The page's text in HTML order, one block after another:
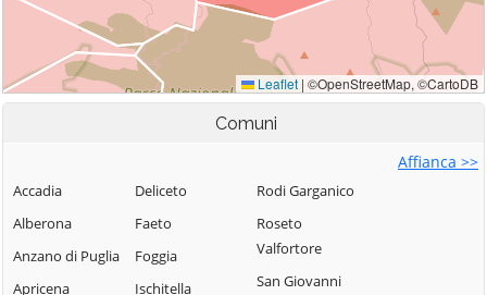
Comuni
Affianca >>
Accadia
Alberona
Anzano di Puglia
Apricena
Deliceto
Faeto
Foggia
Ischitella
Rodi Garganico
Roseto
Valfortore
San Giovanni